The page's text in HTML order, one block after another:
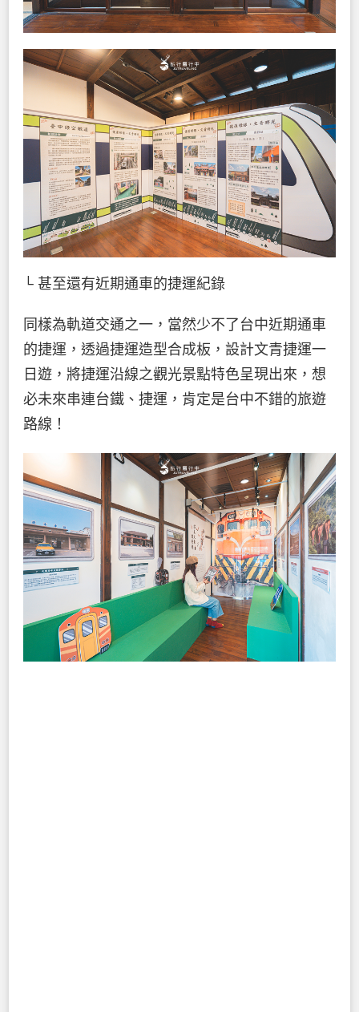
└ 甚至還有近期通車的捷運紀錄
同樣為軌道交通之一，當然少不了台中近期通車
的捷運，透過捷運造型合成板，設計文青捷運一
日遊，將捷運沿線之觀光景點特色呈現出來，想
必未來串連台鐵、捷運，肯定是台中不錯的旅遊
路線！